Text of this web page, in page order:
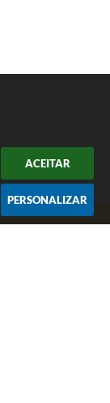
ACEITAR
PERSONALIZAR